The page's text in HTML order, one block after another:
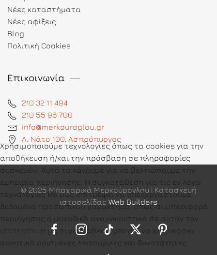
Νέες καταστήματα
Νέες αφίξεις
Blog
Πολιτική Cookies
Επικοινωνία
210 32 11 494
210 55 96 700
info@merkouroglou.gr
Λ. Νάτο 100, Ασπρόπυργος
© 2025 Μπαχαρικά Μερκούρογλου | Κατασκευή
ιστοσελίδας Web Builders
Χρησιμοποιούμε τεχνολογίες όπως τα cookies για την
αποθήκευση ή/και την πρόσβαση σε πληροφορίες
συσκευών. Αυτό το κάνουμε για να βελτιώσουμε την
εμπειρία περιήγησης. Η συγκατάθεση για τις εν λόγω
τεχνολογίες θα μας επιτρέψει να επεξεργαστούμε
δεδομένα προσωπικού χαρακτήρα, όπως συμπεριφορά
περιήγησης ή μοναδικά αναγνωριστικά σε αυτόν τον
ιστότοπο. Η μη συγκατάθεση μπορεί να επηρεάσει
αρνητικά ορισμένες λειτουργίες και δυνατότητες.